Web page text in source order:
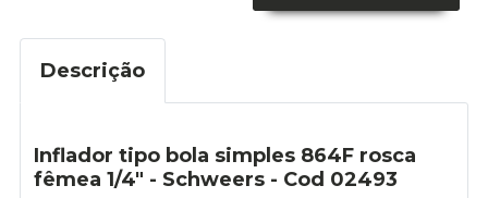
Descrição
Inflador tipo bola simples 864F rosca
fêmea 1/4" - Schweers - Cod 02493